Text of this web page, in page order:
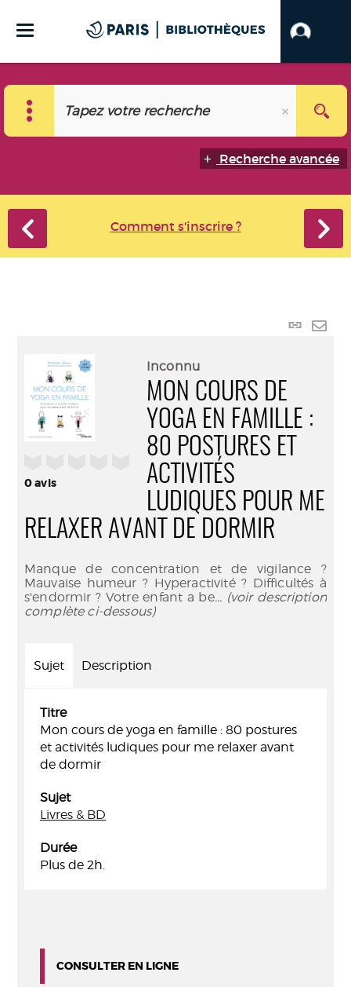
Recherche avancée
Comment s'inscrire ?
Lien
0avis
Inconnu
MON COURS DE
YOGA EN FAMILLE :
80 POSTURES ET
ACTIVITÉS
LUDIQUES POUR ME
RELAXER AVANT DE DORMIR
Manque de concentration et de vigilance ?
Mauvaise humeur ? Hyperactivité ? Difficultés à
s'endormir ? Votre enfant a be... (voir description
complète ci-dessous)
Sujet Description
Titre
Mon cours de yoga en famille : 80 postures
et activités ludiques pour me relaxer avant
de dormir
Sujet
Livres & BD
Durée
Plus de 2h.
CONSULTER EN LIGNE